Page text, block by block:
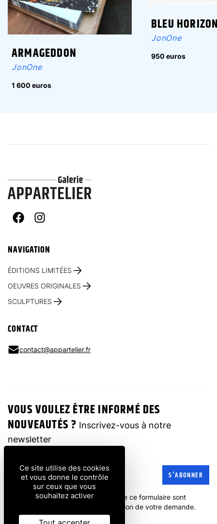
ARMAGEDDON
JonOne
1 600 euros
BLEU
JonOne
950 euros
FacebookInstagram
NAVIGATION
ÉDITIONS LIMITÉES
OEUVRES ORIGINALES
SCULPTURES
CONTACT
contact@appartelier.fr
VOUS VOULEZ ÊTRE INFORMÉ DES
NOUVEAUTÉS ? Inscrivez-vous à notre
newsletter
Adresse e-mail S'ABONNER
Les informations recueillies à partir de ce formulaire sont
transmises à l'entreprise pour la gestion de votre demande.
politique de confidentialité.
Ce site utilise des cookies
et vous donne le contrôle
sur ceux que vous
souhaitez activer